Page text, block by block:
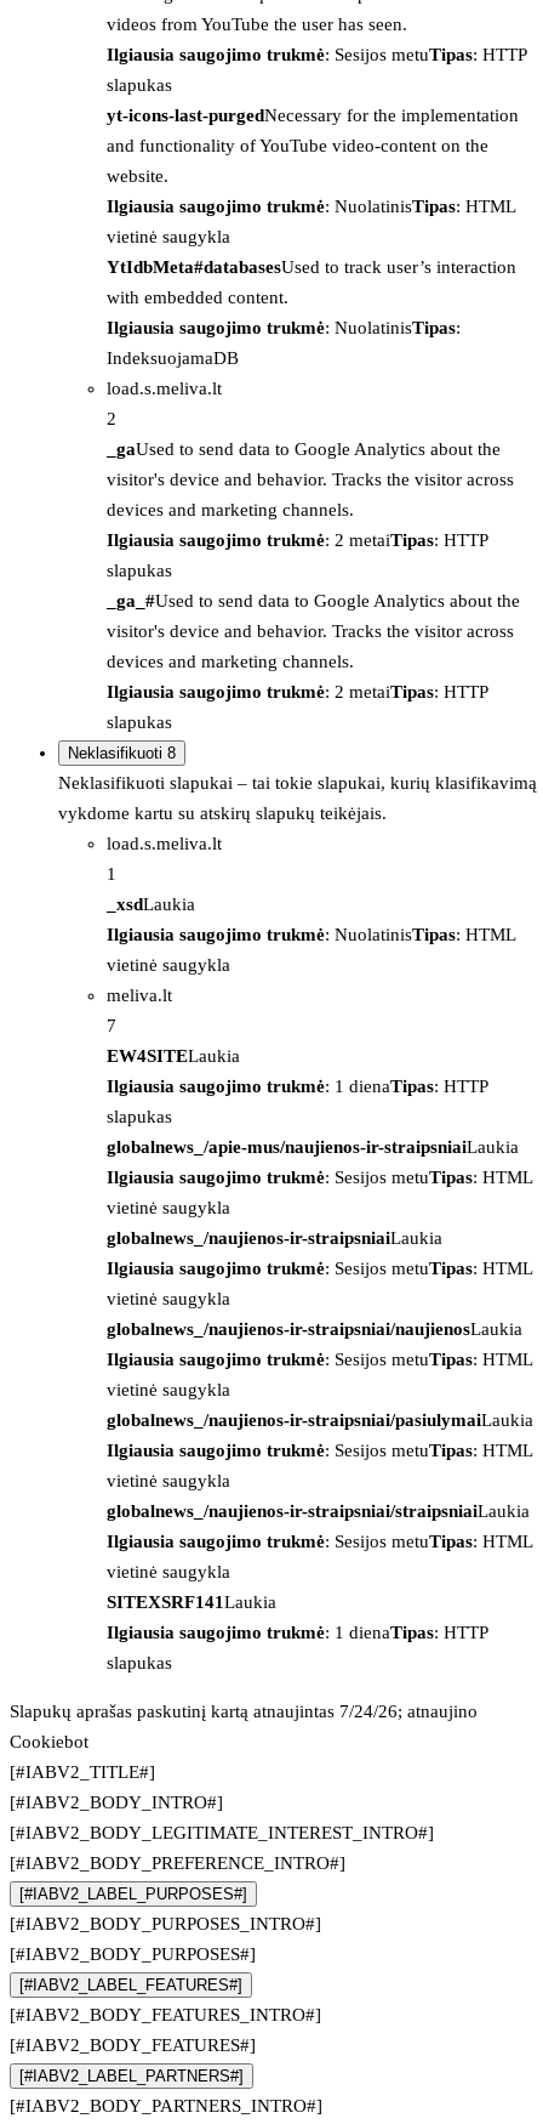
videos from YouTube the user has seen.
Ilgiausia saugojimo trukmė: Sesijos metuTipas: HTTP
slapukas
yt-icons-last-purgedNecessary for the implementation
and functionality of YouTube video-content on the
website.
Ilgiausia saugojimo trukmė: NuolatinisTipas: HTML
vietinė saugykla
YtIdbMeta#databasesUsed to track user’s interaction
with embedded content.
Ilgiausia saugojimo trukmė: NuolatinisTipas:
IndeksuojamaDB
load.s.meliva.lt
2
_gaUsed to send data to Google Analytics about the
visitor's device and behavior. Tracks the visitor across
devices and marketing channels.
Ilgiausia saugojimo trukmė: 2 metaiTipas: HTTP
slapukas
_ga_#Used to send data to Google Analytics about the
visitor's device and behavior. Tracks the visitor across
devices and marketing channels.
Ilgiausia saugojimo trukmė: 2 metaiTipas: HTTP
slapukas
Neklasifikuoti 8
Neklasifikuoti slapukai – tai tokie slapukai, kurių klasifikavimą
vykdome kartu su atskirų slapukų teikėjais.
load.s.meliva.lt
1
_xsdLaukia
Ilgiausia saugojimo trukmė: NuolatinisTipas: HTML
vietinė saugykla
meliva.lt
7
EW4SITELaukia
Ilgiausia saugojimo trukmė: 1 dienaTipas: HTTP
slapukas
globalnews_/apie-mus/naujienos-ir-straipsniaiLaukia
Ilgiausia saugojimo trukmė: Sesijos metuTipas: HTML
vietinė saugykla
globalnews_/naujienos-ir-straipsniaiLaukia
Ilgiausia saugojimo trukmė: Sesijos metuTipas: HTML
vietinė saugykla
globalnews_/naujienos-ir-straipsniai/naujienosLaukia
Ilgiausia saugojimo trukmė: Sesijos metuTipas: HTML
vietinė saugykla
globalnews_/naujienos-ir-straipsniai/pasiulymaiLaukia
Ilgiausia saugojimo trukmė: Sesijos metuTipas: HTML
vietinė saugykla
globalnews_/naujienos-ir-straipsniai/straipsniaiLaukia
Ilgiausia saugojimo trukmė: Sesijos metuTipas: HTML
vietinė saugykla
SITEXSRF141Laukia
Ilgiausia saugojimo trukmė: 1 dienaTipas: HTTP
slapukas
Slapukų aprašas paskutinį kartą atnaujintas 7/24/26; atnaujino
Cookiebot
[#IABV2_TITLE#]
[#IABV2_BODY_INTRO#]
[#IABV2_BODY_LEGITIMATE_INTEREST_INTRO#]
[#IABV2_BODY_PREFERENCE_INTRO#]
[#IABV2_LABEL_PURPOSES#]
[#IABV2_BODY_PURPOSES_INTRO#]
[#IABV2_BODY_PURPOSES#]
[#IABV2_LABEL_FEATURES#]
[#IABV2_BODY_FEATURES_INTRO#]
[#IABV2_BODY_FEATURES#]
[#IABV2_LABEL_PARTNERS#]
[#IABV2_BODY_PARTNERS_INTRO#]